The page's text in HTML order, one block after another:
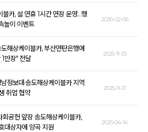
블카, 설 연휴 1시간 연장 운영…행
놀이 이벤트
2026-02-06
해상케이블카, 부산연탄은행에
만장" 전달
2025-11-25
정보대·송도해상케이블카 지역
취업 협약
2025-11-21
회공헌 앞장 송도해상케이블카,
대상자에 양곡 지원
2025-04-14